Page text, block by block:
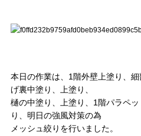
本日の作業は、1階外壁上塗り、
げ裏中塗り、上塗り、
樋の中塗り、上塗り、1階パラペ
り、明日の強風対策の為
メッシュ絞りを行いました。